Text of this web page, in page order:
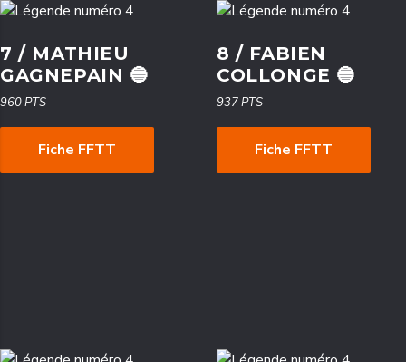
7 / MATHIEU
GAGNEPAIN 🔵
960 PTS
Fiche FFTT
8 / FABIEN
COLLONGE 🔵
937 PTS
Fiche FFTT